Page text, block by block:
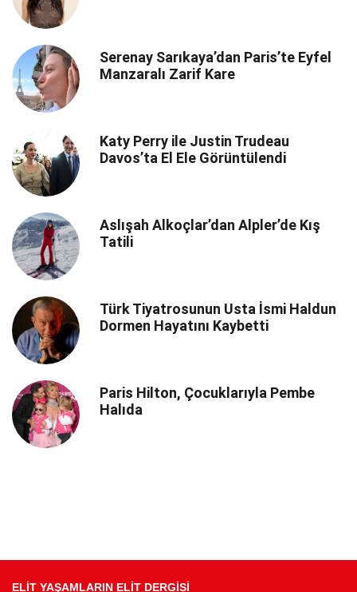
Serenay Sarıkaya’dan Paris’te Eyfel
Manzaralı Zarif Kare
Katy Perry ile Justin Trudeau
Davos’ta El Ele Görüntülendi
Aslışah Alkoçlar’dan Alpler’de Kış
Tatili
Türk Tiyatrosunun Usta İsmi Haldun
Dormen Hayatını Kaybetti
Paris Hilton, Çocuklarıyla Pembe
Halıda
ELİT YAŞAMLARIN ELİT DERGİSİ